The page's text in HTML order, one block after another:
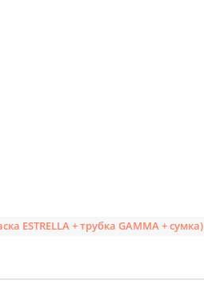
ESTRELLA + трубка GAMMA + сумка)